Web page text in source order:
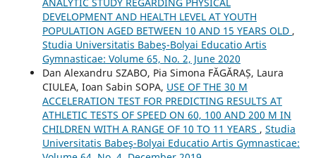
ANALYTIC STUDY REGARDING PHYSICAL
DEVELOPMENT AND HEALTH LEVEL AT YOUTH
POPULATION AGED BETWEEN 10 AND 15 YEARS OLD ,
Studia Universitatis Babeş-Bolyai Educatio Artis
Gymnasticae: Volume 65, No. 2, June 2020
Dan Alexandru SZABO, Pia Simona FᾸGᾸRAȘ, Laura
CIULEA, Ioan Sabin SOPA, USE OF THE 30 M
ACCELERATION TEST FOR PREDICTING RESULTS AT
ATHLETIC TESTS OF SPEED ON 60, 100 AND 200 M IN
CHILDREN WITH A RANGE OF 10 TO 11 YEARS , Studia
Universitatis Babeş-Bolyai Educatio Artis Gymnasticae: